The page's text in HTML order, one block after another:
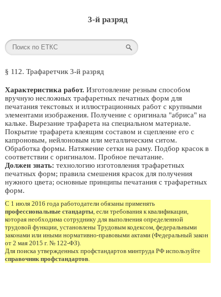
3-й разряд
§ 112. Трафаретчик 3-й разряд
Характеристика работ. Изготовление резным способом
вручную несложных трафаретных печатных форм для
печатания текстовых и иллюстрационных работ с крупными
элементами изображения. Получение с оригинала "абриса" на
кальке. Вырезание трафарета на специальном материале.
Покрытие трафарета клеящим составом и сцепление его с
капроновым, нейлоновым или металлическим ситом.
Обработка формы. Натяжение сетки на раму. Подбор красок в
соответствии с оригиналом. Пробное печатание.
Должен знать: технологию изготовления трафаретных
печатных форм; правила смешения красок для получения
нужного цвета; основные принципы печатания с трафаретных
форм.
С 1 июля 2016 года работодатели обязаны применять
профессиональные стандарты, если требования к квалификации,
которая необходима сотруднику для выполнения определенной
трудовой функции, установлены Трудовым кодексом, федеральными
законами или иными нормативно-правовыми актами (Федеральный закон
от 2 мая 2015 г. № 122-ФЗ).
Для поиска утвержденных профстандартов минтруда РФ используйте
справочник профстандартов.